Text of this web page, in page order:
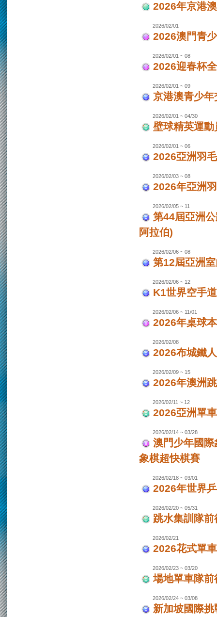
2026年京港
2026/02/01
2026澳門青
2026/02/01 ~ 08
2026迎春杯
2026/02/01 ~ 09
京港澳青少
2026/02/01 ~ 04/30
壁球精英運
2026/02/01 ~ 06
2026亞洲羽
2026/02/03 ~ 08
2026年亞洲
2026/02/05 ~ 11
第44屆亞洲
阿拉伯)
2026/02/06 ~ 08
第12屆亞洲
2026/02/06 ~ 12
K1世界空手
2026/02/06 ~ 11/01
2026年桌球
2026/02/08
2026布城鐵
2026/02/09 ~ 15
2026年澳洲
2026/02/11 ~ 12
2026亞洲單
2026/02/14 ~ 03/28
澳門少年國
象棋超快棋賽
2026/02/18 ~ 03/01
2026年世界
2026/02/20 ~ 05/31
跳水集訓隊
2026/02/21
2026花式單
2026/02/23 ~ 03/20
場地單車隊
2026/02/24 ~ 03/08
新加坡國際